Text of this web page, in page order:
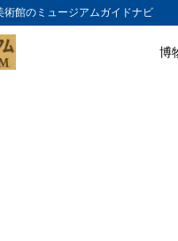
術館のミュージアムガイドナビ
博
目次